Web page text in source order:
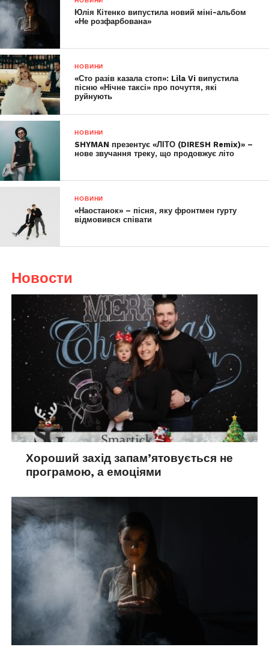
Юлія Кітенко випустила новий міні-альбом
«Не розфарбована»
НОВИНИ
«Сто разів казала стоп»: Lila Vi випустила
пісню «Нічне таксі» про почуття, які
руйнують
НОВИНИ
SHYMAN презентує «ЛІТО (DIRESH Remix)» –
нове звучання треку, що продовжує літо
НОВИНИ
«Наостанок» – пісня, яку фронтмен гурту
відмовився співати
Новости
Хороший захід запам’ятовується не
програмою, а емоціями